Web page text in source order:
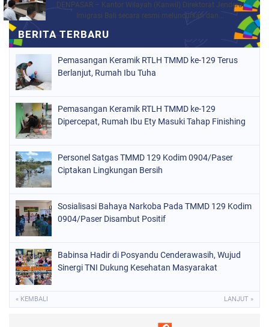
DENPASAR – Kantor Wilayah (Kanwil) Direktorat Jenderal
Imigrasi Bali secara resmi meluncurkan dan...
Pemasangan Keramik RTLH TMMD ke-129 Terus
Berlanjut, Rumah Ibu Tuha
Pemasangan Keramik RTLH TMMD ke-129
Dipercepat, Rumah Ibu Ety Masuki Tahap Finishing
Personel Satgas TMMD 129 Kodim 0904/Paser
Ciptakan Lingkungan Bersih
Sosialisasi Bahaya Narkoba Pada TMMD 129 Kodim
0904/Paser Disambut Positif
Babinsa Hadir di Posyandu Cenderawasih, Wujud
Sinergi TNI Dukung Kesehatan Masyarakat
« KEMBALI LANJUT »